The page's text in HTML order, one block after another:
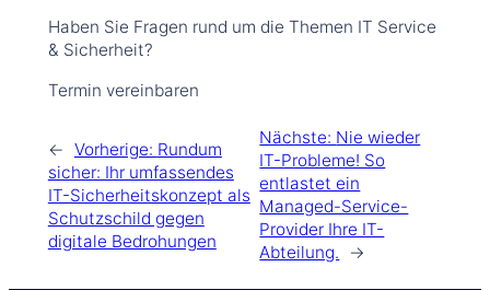
Haben Sie Fragen rund um die Themen IT Service
& Sicherheit?
Termin vereinbaren
← Vorherige: Rundum
sicher: Ihr umfassendes
IT-Sicherheitskonzept als
Schutzschild gegen
digitale Bedrohungen
Nächste: Nie wieder
IT-Probleme! So
entlastet ein
Managed-Service-
Provider Ihre IT-
Abteilung.
→